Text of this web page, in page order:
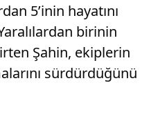
5’inin hayatını
birinin
Şahin, ekiplerin
sürdürdüğünü